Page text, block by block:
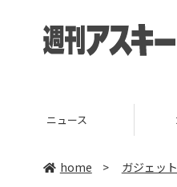
ニュース
home > ガジェット